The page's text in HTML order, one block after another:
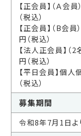
【正会員】（Ａ会
（税込）
【正会員】（B会
円（税込）
【法人正会
円（税込）
【平日会員】個
（税込）
募集期間
令和8年7月1日よ